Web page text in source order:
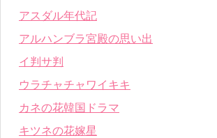
アスダル年代記
アルハンブラ宮殿の思い出
イ判サ判
ウラチャチャワイキキ
カネの花韓国ドラマ
キツネの花嫁星